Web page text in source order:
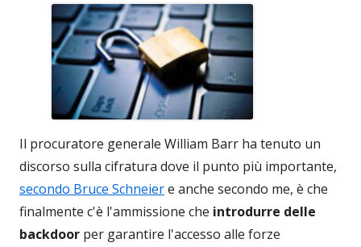
Il procuratore generale William Barr ha tenuto un
discorso sulla cifratura dove il punto più importante,
secondo Bruce Schneiere anche secondo me, è che
finalmente c'è l'ammissione che introdurre delle
backdoor per garantire l'accesso alle forze